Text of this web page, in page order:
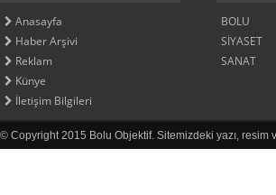
Anasayfa
Haber Arşivi
Reklam
Künye
İletişim Bilgileri
BOLU
SİYASET
SANAT
© Copyright 2015 Bolu Objektif. Sitemizdeki yazı, resim